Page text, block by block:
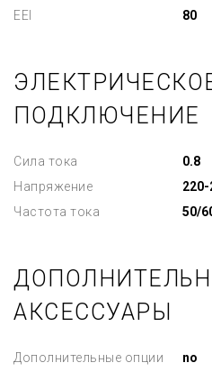
EEI 80
ПОДКЛЮЧЕНИЕ
Сила тока
0.8
Напряжение
220-
Частота тока
50/
АКСЕССУАРЫ
Дополнительные опции no